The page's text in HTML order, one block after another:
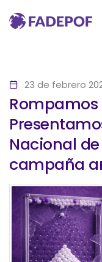
23 de febrero
Nacional de
campaña